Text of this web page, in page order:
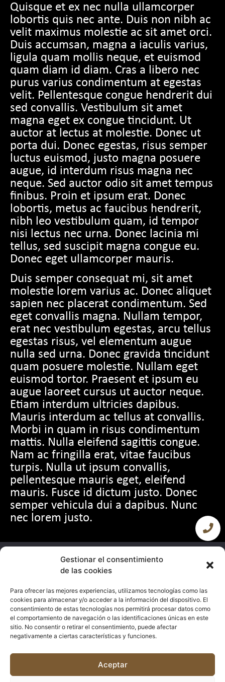
Gestionar el consentimiento
de las cookies
Para ofrecer las mejores experiencias, utilizamos tecnologías como las
cookies para almacenar y/o acceder a la información del dispositivo. El
consentimiento de estas tecnologías nos permitirá procesar datos como
el comportamiento de navegación o las identificaciones únicas en este
sitio. No consentir o retirar el consentimiento, puede afectar
negativamente a ciertas características y funciones.
Aceptar
Quisque et ex nec nulla ullamcorper
lobortis quis nec ante. Duis non nibh ac
velit maximus molestie ac sit amet orci.
Duis accumsan, magna a iaculis varius,
ligula quam mollis neque, et euismod
quam diam id diam. Cras a libero nec
purus varius condimentum at egestas
velit. Pellentesque congue hendrerit dui
sed convallis. Vestibulum sit amet
magna eget ex congue tincidunt. Ut
auctor at lectus at molestie. Donec ut
porta dui. Donec egestas, risus semper
luctus euismod, justo magna posuere
augue, id interdum risus magna nec
neque. Sed auctor odio sit amet tempus
finibus. Proin et ipsum erat. Donec
lobortis, metus ac faucibus hendrerit,
nibh leo vestibulum quam, id tempor
nisi lectus nec urna. Donec lacinia mi
tellus, sed suscipit magna congue eu.
Donec eget ullamcorper mauris.
Duis semper consequat mi, sit amet
molestie lorem varius ac. Donec aliquet
sapien nec placerat condimentum. Sed
eget convallis magna. Nullam tempor,
erat nec vestibulum egestas, arcu tellus
egestas risus, vel elementum augue
nulla sed urna. Donec gravida tincidunt
quam posuere molestie. Nullam eget
euismod tortor. Praesent et ipsum eu
augue laoreet cursus ut auctor neque.
Etiam interdum ultricies dapibus.
Mauris interdum ac tellus at convallis.
Morbi in quam in risus condimentum
mattis. Nulla eleifend sagittis congue.
Nam ac fringilla erat, vitae faucibus
turpis. Nulla ut ipsum convallis,
pellentesque mauris eget, eleifend
mauris. Fusce id dictum justo. Donec
semper vehicula dui a dapibus. Nunc
nec lorem justo.
Aviso legal Política de privacidad
Política de cookies
Términos y condiciones
Accesibilidad
Avenida Juan Carlos I, 63 entresuelo, Ibi (Alicante)